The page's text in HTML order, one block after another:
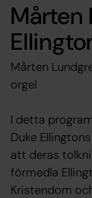
Mårten
Mårten
orgel
I detta
Duke
att deras
förmedla
Kristendom